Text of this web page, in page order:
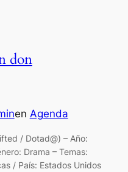
don
en Agenda
/ Dotad@) – Año:
Drama – Temas:
/ País: Estados Unidos